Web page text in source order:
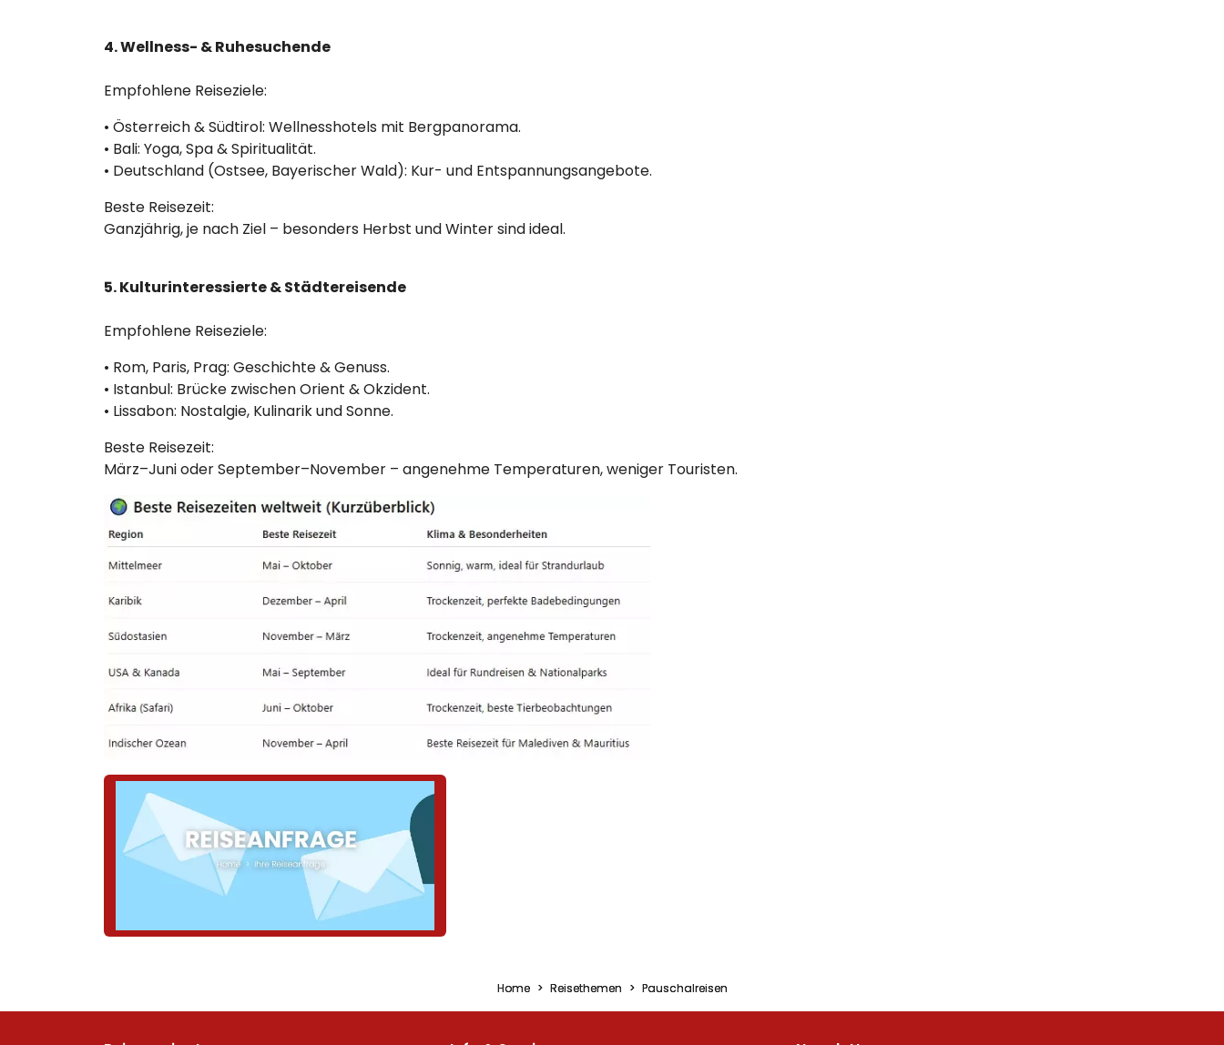
4. Wellness- & Ruhesuchende
Empfohlene Reiseziele:
• Österreich & Südtirol: Wellnesshotels mit Bergpanorama.
• Bali: Yoga, Spa & Spiritualität.
• Deutschland (Ostsee, Bayerischer Wald): Kur- und Entspannungsangebote.
Beste Reisezeit:
Ganzjährig, je nach Ziel – besonders Herbst und Winter sind ideal.
5. Kulturinteressierte & Städtereisende
Empfohlene Reiseziele:
• Rom, Paris, Prag: Geschichte & Genuss.
• Istanbul: Brücke zwischen Orient & Okzident.
• Lissabon: Nostalgie, Kulinarik und Sonne.
Beste Reisezeit:
März–Juni oder September–November – angenehme Temperaturen, weniger Touristen.
Home Reisethemen Pauschalreisen